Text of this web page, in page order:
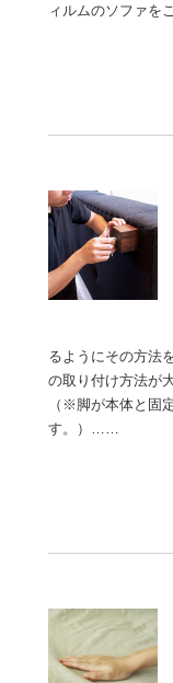
ィルムのソファ
るようにその方法
の取り付け方法が
（※脚が本体と固
す。）……